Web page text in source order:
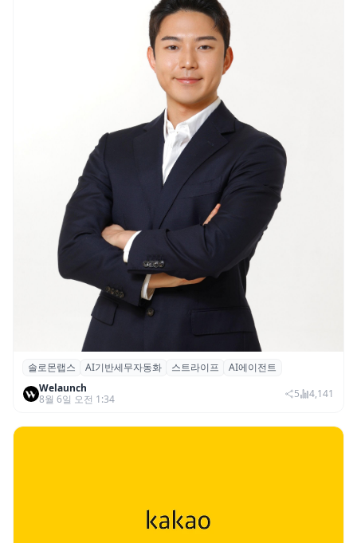
솔로몬랩스, 스트라이프 출신 이창헌 영입…
절세 전략 AI 에이전트 개발 본격화
솔로몬랩스 AI기반세무자동화 스트라이프
AI에이전트
Welaunch
8월 6일 오전 1:34
5 4,141